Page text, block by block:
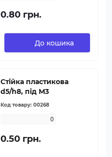
0.80 грн.
До кошика
Стійка пластикова
d5/h8, під М3
Код товару: 00268
0
0.50 грн.